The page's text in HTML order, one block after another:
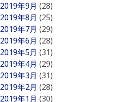
2019年9月 (28)
2019年8月 (25)
2019年7月 (29)
2019年6月 (28)
2019年5月 (31)
2019年4月 (29)
2019年3月 (31)
2019年2月 (28)
2019年1月 (30)